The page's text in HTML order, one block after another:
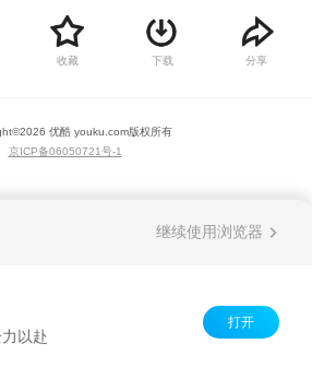
家门的汤姆和怪物猎人杰瑞的故事、以及城
的故事，情节富有想象力，动作设计幽默，
仅让人为之捧腹，更能在他们的日常打闹中感
收藏 下载 分享
2026 优酷 youku.com版权所有
京ICP备06050721号-1
继续使用浏览器
以赴
打开